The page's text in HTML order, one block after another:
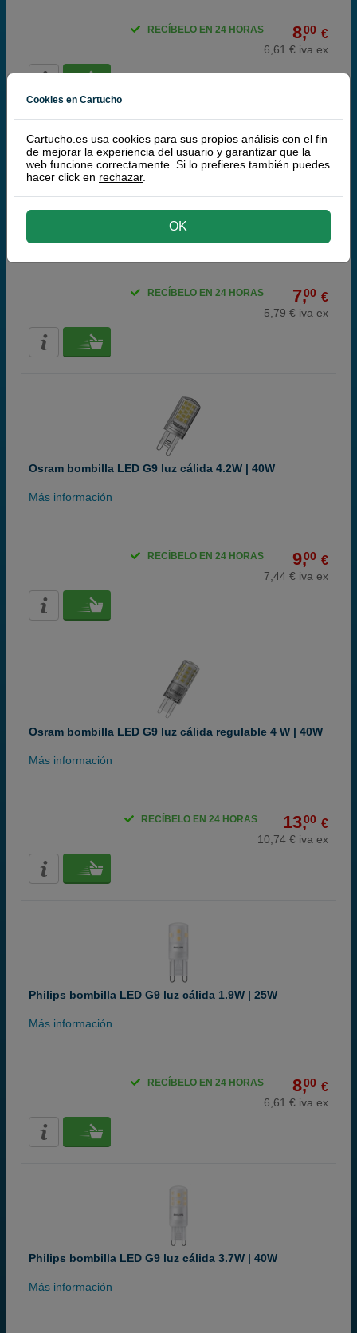
8,00 €
6,61 € iva ex
RECÍBELO EN 24 HORAS
7,00 €
5,79 € iva ex
RECÍBELO EN 24 HORAS
Osram bombilla LED G9 luz cálida 4.2W | 40W
Más información
9,00 €
7,44 € iva ex
RECÍBELO EN 24 HORAS
Osram bombilla LED G9 luz cálida regulable 4 W | 40W
Más información
13,00 €
10,74 € iva ex
RECÍBELO EN 24 HORAS
Philips bombilla LED G9 luz cálida 1.9W | 25W
Más información
8,00 €
6,61 € iva ex
RECÍBELO EN 24 HORAS
Philips bombilla LED G9 luz cálida 3.7W | 40W
Más información
Cookies en Cartucho
Cartucho.es usa cookies para sus propios análisis con el fin
de mejorar la experiencia del usuario y garantizar que la
web funcione correctamente. Si lo prefieres también puedes
hacer click en rechazar.
OK